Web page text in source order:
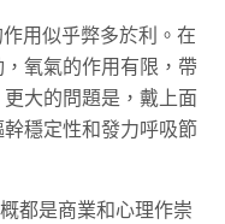
用似乎弊多於利。在
氧氣的作用有限，帶
大的問題是，戴上面
穩定性和發力呼吸節
都是商業和心理作崇